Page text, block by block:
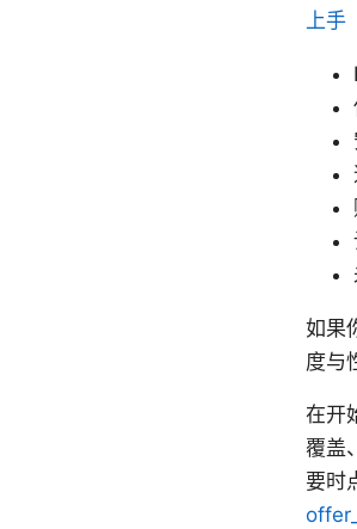
上手
如果
度与
在开
覆盖
要时